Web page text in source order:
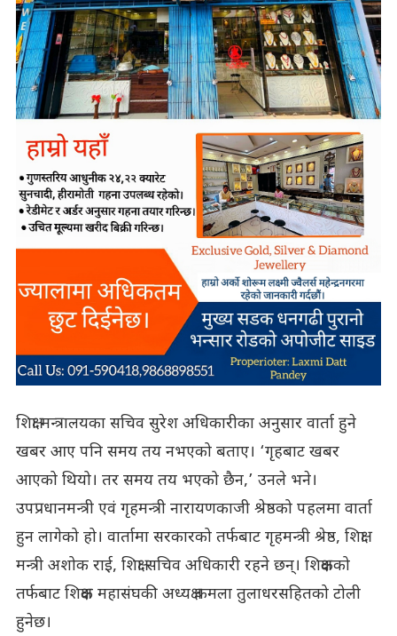
शिक्षा मन्त्रालयका सचिव सुरेश अधिकारीका अनुसार वार्ता हुने
खबर आए पनि समय तय नभएको बताए। ‘गृहबाट खबर
आएको थियो। तर समय तय भएको छैन,’ उनले भने।
उपप्रधानमन्त्री एवं गृहमन्त्री नारायणकाजी श्रेष्ठको पहलमा वार्ता
हुन लागेको हो। वार्तामा सरकारको तर्फबाट गृहमन्त्री श्रेष्ठ, शिक्षा
मन्त्री अशोक राई, शिक्षा सचिव अधिकारी रहने छन्। शिक्षकको
तर्फबाट शिक्षक महासंघकी अध्यक्ष कमला तुलाधरसहितको टोली
हुनेछ।